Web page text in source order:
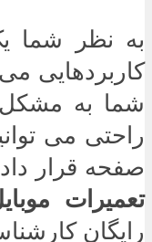
به نظر شما
کاربردهایی
شما به مشکل
راحتی می
صفحه قرار
تعمیرات
رایگان